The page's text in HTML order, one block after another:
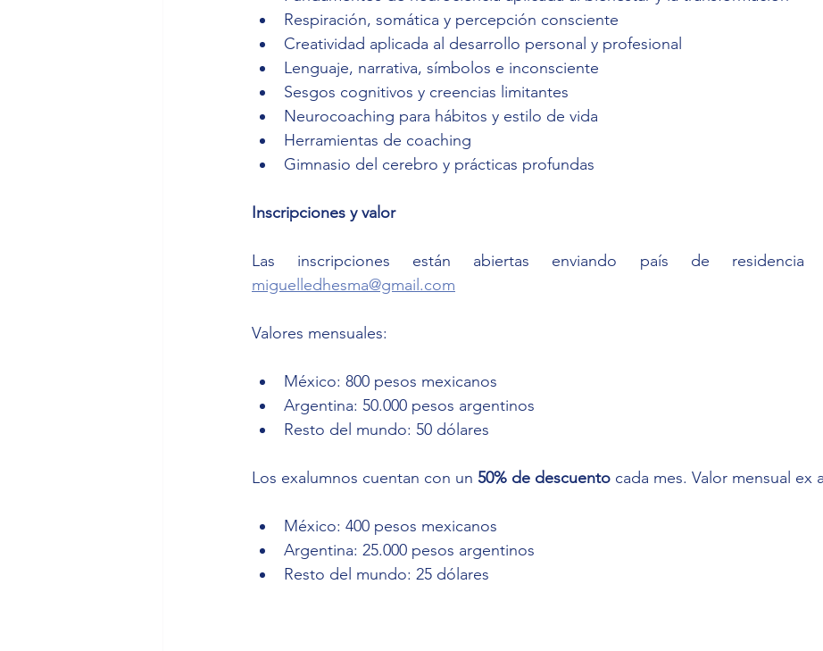
Respiración, somática y percepción consciente
Creatividad aplicada al desarrollo personal y profesional
Lenguaje, narrativa, símbolos e inconsciente
Sesgos cognitivos y creencias limitantes
Neurocoaching para hábitos y estilo de vida
Herramientas de coaching
Gimnasio del cerebro y prácticas profundas
Inscripciones y valor
miguelledhesma@gmail.com
Valores mensuales:
México: 800 pesos mexicanos
Argentina: 50.000 pesos argentinos
Resto del mundo: 50 dólares
Los exalumnos cuentan con un 50% de descuento cada mes. Valor mensual ex
México: 400 pesos mexicanos
Argentina: 25.000 pesos argentinos
Resto del mundo: 25 dólares